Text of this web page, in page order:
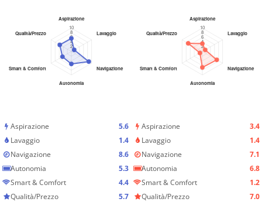
Aspirazione
5.6
Lavaggio
1.4
Navigazione
8.6
Autonomia
5.3
Smart & Comfort
4.4
Qualità/Prezzo
5.7
Aspirazione
3.4
Lavaggio
1.4
Navigazione
7.1
Autonomia
6.8
Smart & Comfort
1.2
Qualità/Prezzo
7.0